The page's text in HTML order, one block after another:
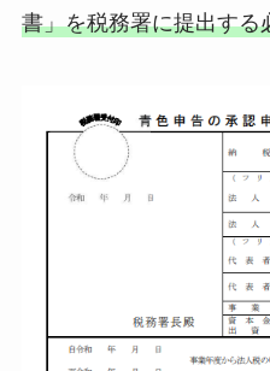
書」を税務署に提出する